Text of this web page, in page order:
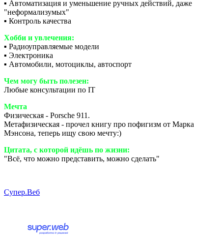
▪️ Автоматизация и уменьшение ручных действий, даже
"неформализумых"
▪️ Контроль качества
Хобби и увлечения:
▪️ Радиоуправляемые модели
▪️ Электроника
▪️ Автомобили, мотоциклы, автоспорт
Чем могу быть полезен:
Любые консультации по IT
Мечта
Физическая - Porsche 911.
Метафизическая - прочел книгу про пофигизм от Марка
Мэнсона, теперь ищу свою мечту:)
Цитата, с которой идёшь по жизни:
"Всё, что можно представить, можно сделать"
Супер.Веб